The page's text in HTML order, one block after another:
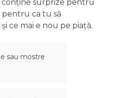
surprize pentru
pentru ca tu să
ce mai e nou pe piață.
sau mostre